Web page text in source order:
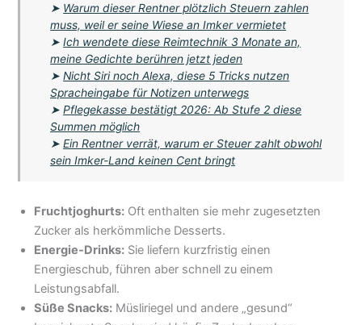
➤ Warum dieser Rentner plötzlich Steuern zahlen
muss, weil er seine Wiese an Imker vermietet
➤Ich wendete diese Reimtechnik 3 Monate an,
meine Gedichte berühren jetzt jeden
➤Nicht Siri noch Alexa, diese 5 Tricks nutzen
Spracheingabe für Notizen unterwegs
➤Pflegekasse bestätigt 2026: Ab Stufe 2 diese
Summen möglich
➤Ein Rentner verrät, warum er Steuer zahlt obwohl
sein Imker-Land keinen Cent bringt
Fruchtjoghurts: Oft enthalten sie mehr zugesetzten
Zucker als herkömmliche Desserts.
Energie-Drinks: Sie liefern kurzfristig einen
Energieschub, führen aber schnell zu einem
Leistungsabfall.
Süße Snacks: Müsliriegel und andere „gesund“